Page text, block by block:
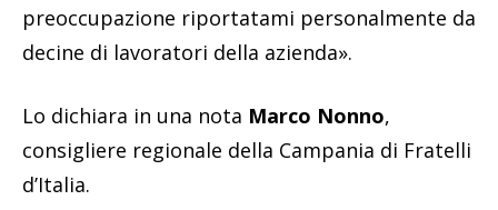
preoccupazione riportatami personalmente da
decine di lavoratori della azienda».
Lo dichiara in una nota Marco Nonno,
consigliere regionale della Campania di Fratelli
d’Italia.